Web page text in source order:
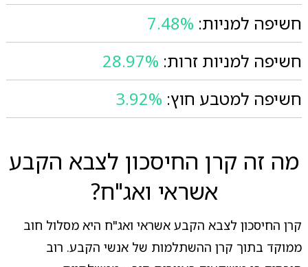
חשיפה למניות: 7.48%
חשיפה למניות זרות: 28.97%
חשיפה למטבע חוץ: 3.92%
מה זה קרן החיסכון לצבא הקבע
אשראי ואג"ח?
קרן החיסכון לצבא הקבע אשראי ואג"ח היא מסלול חוב
ממוקד בתוך קרן ההשתלמות של אנשי הקבע. רוב